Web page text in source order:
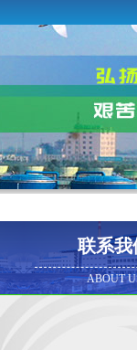
联系我
ABOUT